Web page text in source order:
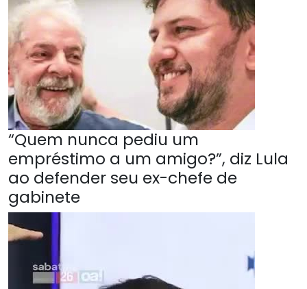
“Quem nunca pediu um
empréstimo a um amigo?”, diz Lula
ao defender seu ex-chefe de
gabinete